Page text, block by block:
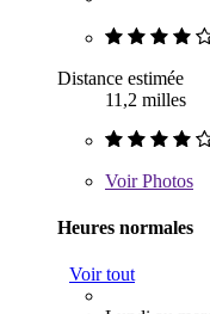
Distance estimée
11,2 milles
VoirPhotos
Heures normales
Voir tout